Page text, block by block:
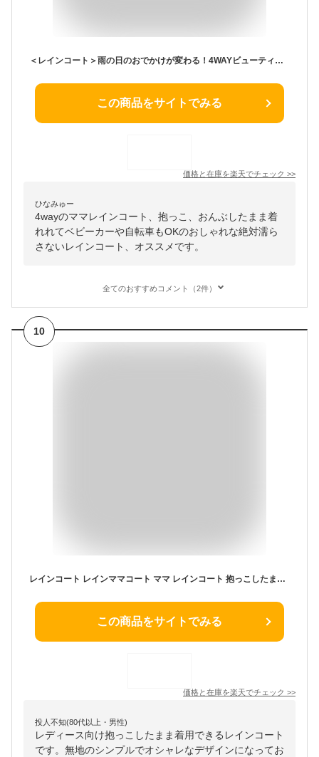
＜レインコート＞雨の日のおでかけが変わる！4WAYビューティーレインコート（抱っこ・おんぶ・ベビーカーケープOK）濡らしたくないママのためのレインコート 自転車 クリップ付き 雨 梅雨 雨対策
この商品をサイトでみる
価格と在庫を楽天でチェック >>
ひなみゅー
4wayのママレインコート、抱っこ、おんぶしたまま着
れれてベビーカーや自転車もOKのおしゃれな絶対濡ら
さないレインコート、オススメです。
全てのおすすめコメント（2件）
10
レインコート レインママコート ママ レインコート 抱っこしたまま着られる 雨 梅雨 赤ちゃん 妊娠期 自転車 抱っこ紐 急な雨も安心 便利 可愛い 雨具 雨合羽
この商品をサイトでみる
価格と在庫を楽天でチェック >>
投人不知(80代以上・男性)
レディース向け抱っこしたまま着用できるレインコート
です。無地のシンプルでオシャレなデザインになってお